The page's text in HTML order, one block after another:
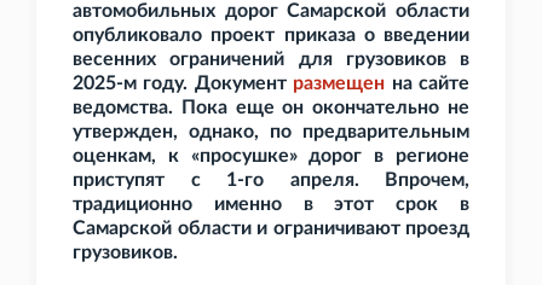
автомобильных дорог Самарской области
опубликовало проект приказа о введении
весенних ограничений для грузовиков в
2025-м году. Документ размещен на сайте
ведомства. Пока еще он окончательно не
утвержден, однако, по предварительным
оценкам, к «просушке» дорог в регионе
приступят с 1-го апреля. Впрочем,
традиционно именно в этот срок в
Самарской области и ограничивают проезд
грузовиков.